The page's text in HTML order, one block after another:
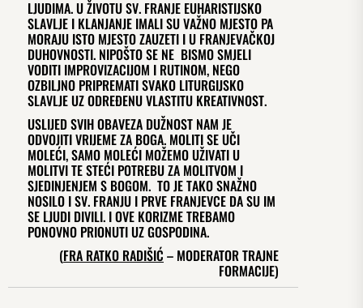
LJUDIMA. U ŽIVOTU SV. FRANJE EUHARISTIJSKO
SLAVLJE I KLANJANJE IMALI SU VAŽNO MJESTO PA
MORAJU ISTO MJESTO ZAUZETI I U FRANJEVAČKOJ
DUHOVNOSTI. NIPOŠTO SE NE BISMO SMJELI
VODITI IMPROVIZACIJOM I RUTINOM, NEGO
OZBILJNO PRIPREMATI SVAKO LITURGIJSKO
SLAVLJE UZ ODREĐENU VLASTITU KREATIVNOST.
USLIJED SVIH OBAVEZA DUŽNOST NAM JE
ODVOJITI VRIJEME ZA BOGA. MOLITI SE UČI
MOLEĆI, SAMO MOLEĆI MOŽEMO UŽIVATI U
MOLITVI TE STEĆI POTREBU ZA MOLITVOM I
SJEDINJENJEM S BOGOM. TO JE TAKO SNAŽNO
NOSILO I SV. FRANJU I PRVE FRANJEVCE DA SU IM
SE LJUDI DIVILI. I OVE KORIZME TREBAMO
PONOVNO PRIONUTI UZ GOSPODINA.
(FRA RATKO RADIŠIĆ – MODERATOR TRAJNE
FORMACIJE)